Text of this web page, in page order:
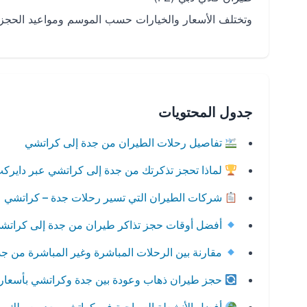
وتختلف الأسعار والخيارات حسب الموسم ومواعيد
جدول المحتويات
تفاصيل رحلات الطيران من جدة إلى كراتشي
لماذا تحجز تذكرتك من جدة إلى كراتشي عبر
شركات الطيران التي تسير رحلات جدة – كراتشي
أفضل أوقات حجز تذاكر طيران من جدة إلى
مقارنة بين الرحلات المباشرة وغير المباشرة من
حجز طيران ذهاب وعودة بين جدة وكراتشي